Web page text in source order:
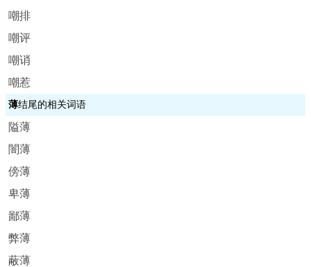
嘲排
嘲评
嘲诮
嘲惹
薄结尾的相关词语
隘薄
闇薄
傍薄
卑薄
鄙薄
弊薄
蔽薄